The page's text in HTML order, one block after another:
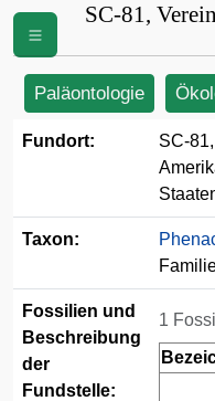
SC-81,
Paläontologie
Fundort:
SC-
Taxon:
Fossilien und
Beschreibung
der
Fundstelle:
1